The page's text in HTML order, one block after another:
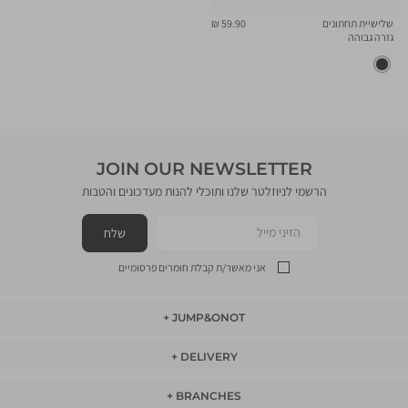
שלישיית תחתונים
גזרה גבוהה
מחיר
59.90 ₪
JUMP&ONOT
אודות
BRANCHES
DELIVERY
משלוחים
JOIN OUR NEWSLETTER
הרשמי לניוזלטר שלנו ותוכלי להנות מעדכונים והטבות
הזיני מייל
אני מאשר/ת קבלת חומרים פרסומיים
שלח